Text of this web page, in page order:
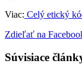
Viac: Celý etický
Zdieľať na
Súvisiace